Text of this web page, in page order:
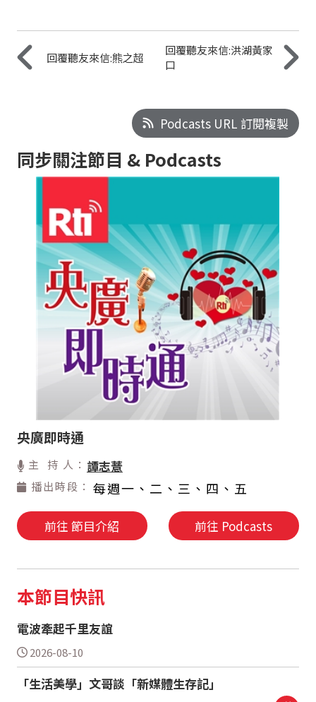
回覆聽友來信:熊之超
回覆聽友來信:洪湖黃家
口
Podcasts URL 訂閱複製
同步關注節目 & Podcasts
央廣即時通
主 持 人： 譚志薏
播出時段： 每週一、二、三、四、五
前往 節目介紹 前往 Podcasts
本節目快訊
電波牽起千里友誼
2026-08-10
「生活美學」文哥談「新媒體生存記」